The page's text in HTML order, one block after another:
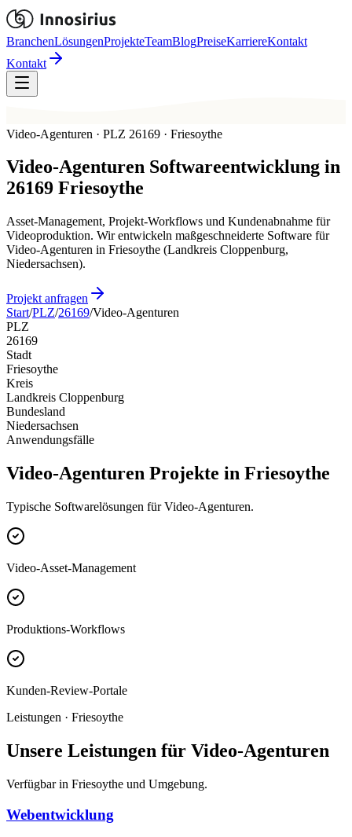
BranchenLösungenProjekteTeamBlogPreiseKarriereKontakt
Kontakt
Video-Agenturen · PLZ 26169 · Friesoythe
Video-Agenturen Softwareentwicklung in
26169 Friesoythe
Asset-Management, Projekt-Workflows und Kundenabnahme für
Videoproduktion. Wir entwickeln maßgeschneiderte Software für
Video-Agenturen in Friesoythe (Landkreis Cloppenburg,
Niedersachsen).
Projekt anfragen
Start/PLZ/26169/Video-Agenturen
PLZ
26169
Stadt
Friesoythe
Kreis
Landkreis Cloppenburg
Bundesland
Niedersachsen
Anwendungsfälle
Video-Agenturen Projekte in Friesoythe
Typische Softwarelösungen für Video-Agenturen.
Video-Asset-Management
Produktions-Workflows
Kunden-Review-Portale
Leistungen · Friesoythe
Unsere Leistungen für Video-Agenturen
Verfügbar in Friesoythe und Umgebung.
Webentwicklung